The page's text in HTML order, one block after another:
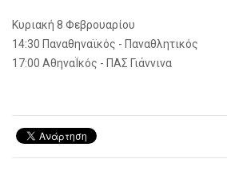
Κυριακή 8 Φεβρουαρίου
14:30 Παναθηναϊκός - Παναθλητικός
17:00 ΑθηναΪκός - ΠΑΣ Γιάννινα